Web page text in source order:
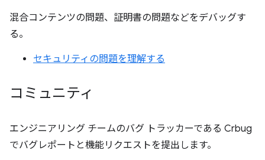
混合コンテンツの問題、証明書の問題などをデバッグす
る。
セキュリティの問題を理解する
コミュニティ
エンジニアリング チームのバグ トラッカーである Crbug
でバグレポートと機能リクエストを提出します。